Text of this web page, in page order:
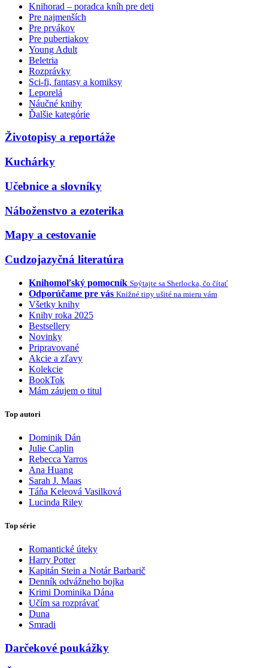
Knihorad – poradca kníh pre deti
Pre najmenších
Pre prvákov
Pre pubertiakov
Young Adult
Beletria
Rozprávky
Sci-fi, fantasy a komiksy
Leporelá
Náučné knihy
Ďalšie kategórie
Životopisy a reportáže
Kuchárky
Učebnice a slovníky
Náboženstvo a ezoterika
Mapy a cestovanie
Cudzojazyčná literatúra
Knihomoľský pomocník Spýtajte sa Sherlocka, čo čítať
Odporúčame pre vás Knižné tipy ušité na mieru vám
Všetky knihy
Knihy roka 2025
Bestsellery
Novinky
Pripravované
Akcie a zľavy
Kolekcie
BookTok
Mám záujem o titul
Top autori
Dominik Dán
Julie Caplin
Rebecca Yarros
Ana Huang
Sarah J. Maas
Táňa Keleová Vasilková
Lucinda Riley
Top série
Romantické úteky
Harry Potter
Kapitán Stein a Notár Barbarič
Denník odvážneho bojka
Krimi Dominika Dána
Učím sa rozprávať
Duna
Smradi
Darčekové poukážky